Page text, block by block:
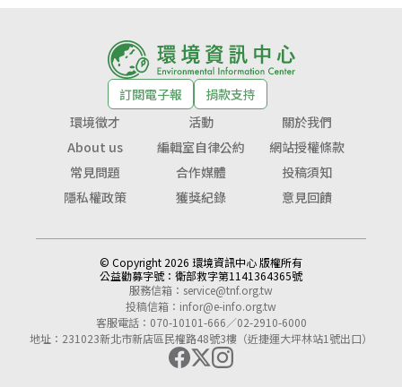
訂閱電子報
捐款支持
環境徵才
活動
關於我們
About us
編輯室自律公約
網站授權條款
常見問題
合作媒體
投稿須知
隱私權政策
獲獎紀錄 意見回饋
© Copyright 2026 環境資訊中心 版權所有
公益勸募字號： 衛部救字第1141364365號
服務信箱： service@tnf.org.tw
投稿信箱： infor@e-info.org.tw
客服電話：070-10101-666／02-2910-6000
地址：231023新北市新店區民權路48號3樓（近捷運大坪林站1號出口）